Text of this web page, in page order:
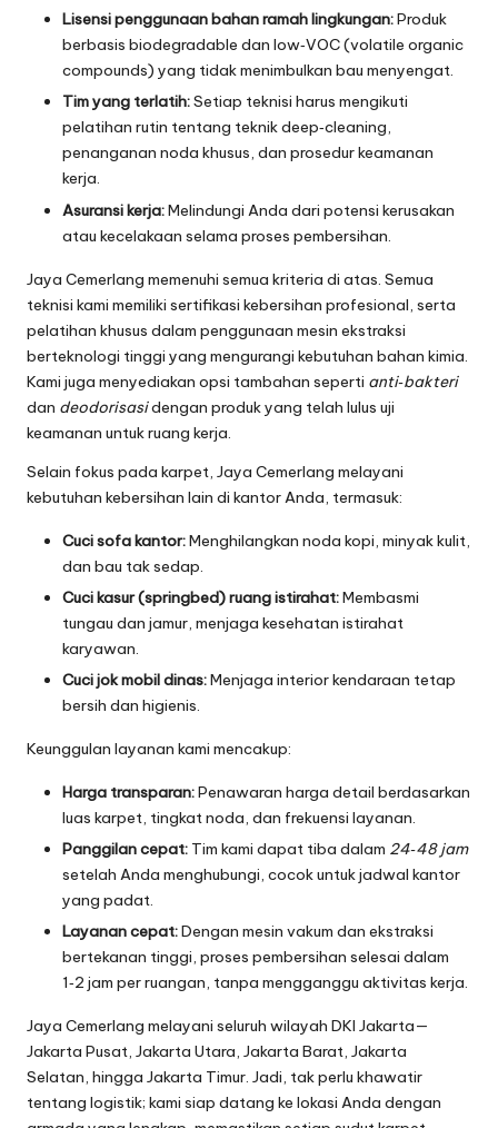
Lisensi penggunaan bahan ramah lingkungan:Produk
berbasis biodegradable dan low‑VOC (volatile organic
compounds) yang tidak menimbulkan bau menyengat.
Tim yang terlatih:Setiap teknisi harus mengikuti
pelatihan rutin tentang teknik deep‑cleaning,
penanganan noda khusus, dan prosedur keamanan
kerja.
Asuransi kerja:Melindungi Anda dari potensi kerusakan
atau kecelakaan selama proses pembersihan.
Jaya Cemerlang memenuhi semua kriteria di atas. Semua
teknisi kami memiliki sertifikasi kebersihan profesional, serta
pelatihan khusus dalam penggunaan mesin ekstraksi
berteknologi tinggi yang mengurangi kebutuhan bahan kimia.
Kami juga menyediakan opsi tambahan seperti anti‑bakteri
dan deodorisasidengan produk yang telah lulus uji
keamanan untuk ruang kerja.
Selain fokus pada karpet, Jaya Cemerlang melayani
kebutuhan kebersihan lain di kantor Anda, termasuk:
Cuci sofa kantor:Menghilangkan noda kopi, minyak kulit,
dan bau tak sedap.
Cuci kasur (springbed) ruang istirahat:Membasmi
tungau dan jamur, menjaga kesehatan istirahat
karyawan.
Cuci jok mobil dinas:Menjaga interior kendaraan tetap
bersih dan higienis.
Keunggulan layanan kami mencakup:
Harga transparan:Penawaran harga detail berdasarkan
luas karpet, tingkat noda, dan frekuensi layanan.
Panggilan cepat: Tim kami dapat tiba dalam 24‑48 jam
setelah Anda menghubungi, cocok untuk jadwal kantor
yang padat.
Layanan cepat:Dengan mesin vakum dan ekstraksi
bertekanan tinggi, proses pembersihan selesai dalam
1‑2 jam per ruangan, tanpa mengganggu aktivitas kerja.
Jaya Cemerlang melayani seluruh wilayah DKI Jakarta—
Jakarta Pusat, Jakarta Utara, Jakarta Barat, Jakarta
Selatan, hingga Jakarta Timur. Jadi, tak perlu khawatir
tentang logistik; kami siap datang ke lokasi Anda dengan